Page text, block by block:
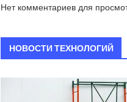
Нет комментариев для
НОВОСТИ ТЕХНОЛОГИЙ